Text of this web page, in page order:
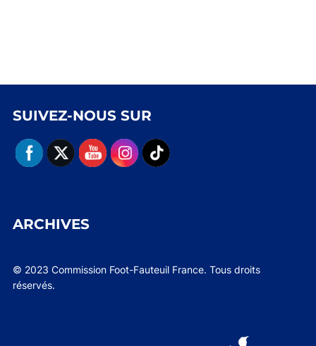
SUIVEZ-NOUS SUR
ARCHIVES
© 2023 Commission Foot-Fauteuil France. Tous droits
réservés.